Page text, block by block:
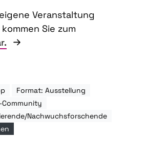
Veranstaltung
Sie zum
Format: Ausstellung
Community
Nachwuchsforschende